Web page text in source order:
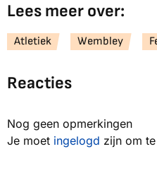
Lees meer over:
Atletiek Wembley
Reacties
Nog geen opmerkingen
Je moet ingelogd zijn om